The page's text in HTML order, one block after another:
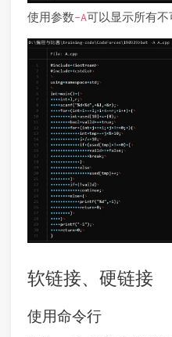
使用参数-A可以显示所有不
软链接、硬链接
使用命令行